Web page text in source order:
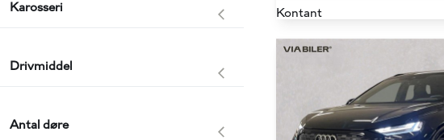
Karosseri
Drivmiddel
Antal døre
Kontant